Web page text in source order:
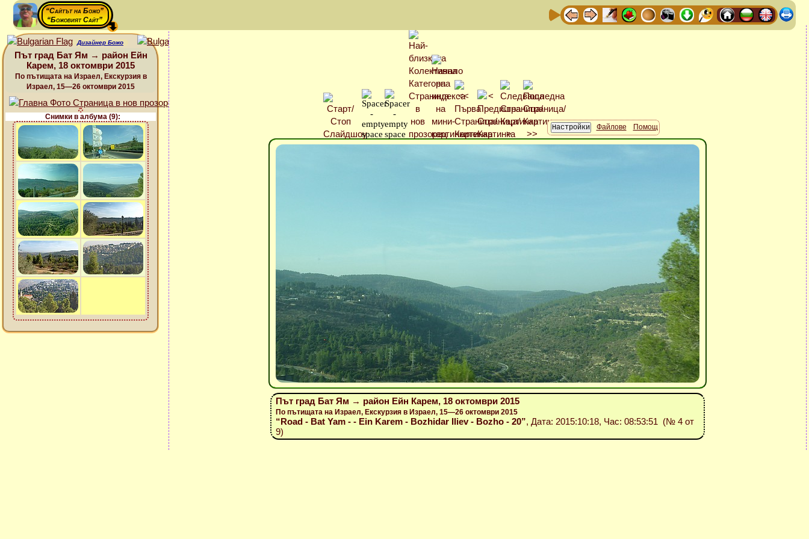
“Сайтът на Божо”
“Божовият Сайт”
Дизайнер Божо
Път град Бат Ям → район Ейн
Карем, 18 октомври 2015
По пътищата на Израел, Екскурзия в
Израел, 15—26 октомври 2015
Снимки в албума (9):
Файлове
Помощ
Път град Бат Ям → район Ейн Карем, 18 октомври 2015
По пътищата на Израел, Екскурзия в Израел, 15—26 октомври 2015
“Road - Bat Yam - - Ein Karem - Bozhidar Iliev - Bozho - 20”, Дата: 2015:10:18, Час: 08:53:51 (№ 4 от
9)